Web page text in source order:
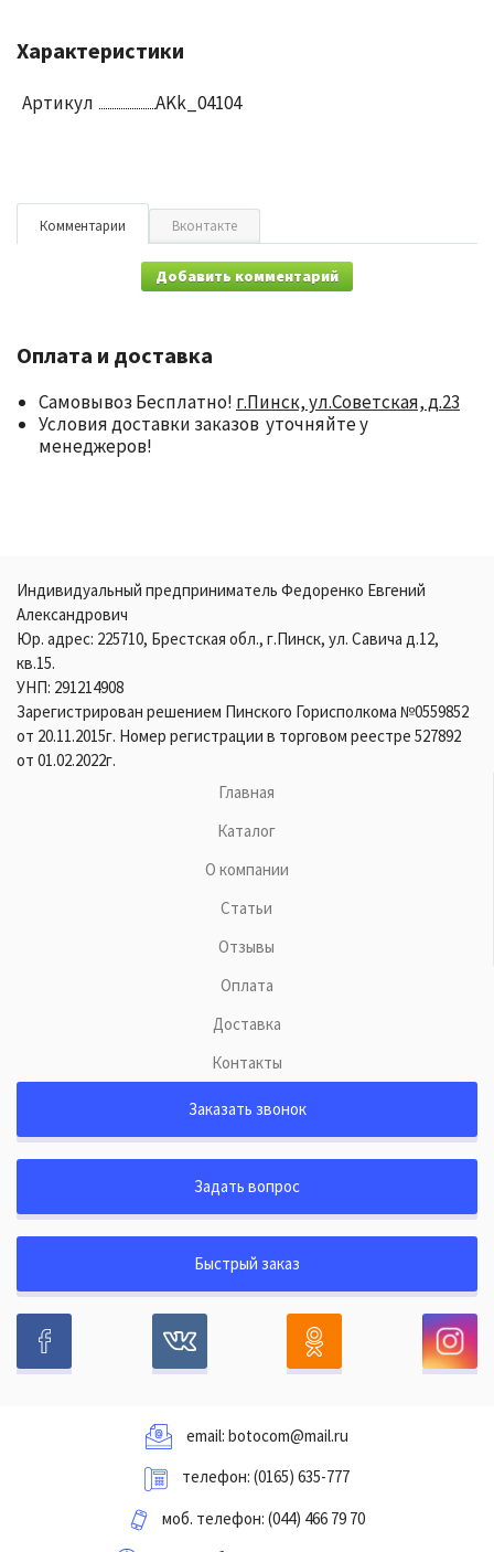
Характеристики
Артикул AKk_04104
Комментарии Вконтакте
Добавить комментарий
Оплата и доставка
Самовывоз Бесплатно! г.Пинск, ул.Советская, д.23
Условия доставки заказов уточняйте у
менеджеров!
Индивидуальный предприниматель Федоренко Евгений
Александрович
Юр. адрес: 225710, Брестская обл., г.Пинск, ул. Савича д.12,
кв.15.
УНП: 291214908
Зарегистрирован решением Пинского Горисполкома №0559852
от 20.11.2015г. Номер регистрации в торговом реестре 527892
от 01.02.2022г.
Главная
Каталог
О компании
Статьи
Отзывы
Оплата
Доставка
Контакты
Заказать звонок
Задать вопрос
Быстрый заказ
email: botocom@mail.ru
телефон: (0165) 635-777
моб. телефон: (044) 466 79 70